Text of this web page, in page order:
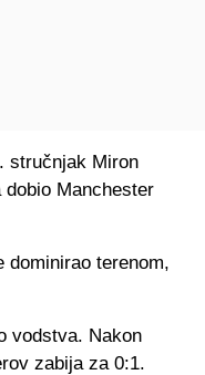
stručnjak Miron
Manchester
dominirao terenom,
vodstva. Nakon
zabija za 0:1.